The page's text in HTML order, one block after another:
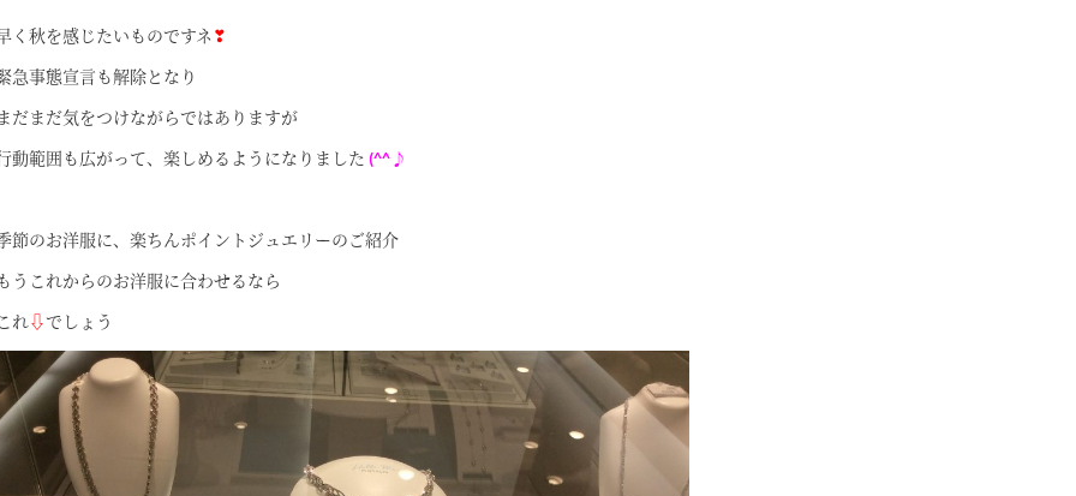
く秋を感じたいものですネ❣
急事態宣言も解除となり
だまだ気をつけながらではありますが
動範囲も広がって、楽しめるようになりました (^^♪
節のお洋服に、楽ちんポイントジュエリーのご紹介
もうこれからのお洋服に合わせるなら
これ⇩でしょう